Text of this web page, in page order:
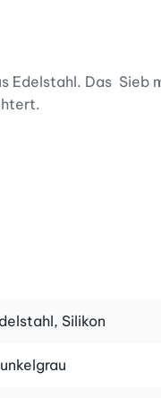
Das Sieb
Auf- und
Silikon